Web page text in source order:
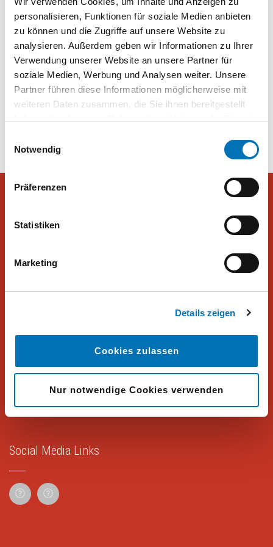
personalisieren, Funktionen für soziale Medien anbieten
zu können und die Zugriffe auf unsere Website zu
analysieren. Außerdem geben wir Informationen zu Ihrer
Verwendung unserer Website an unsere Partner für
soziale Medien, Werbung und Analysen weiter. Unsere
Partner führen diese Informationen möglicherweise mit
weiteren Daten zusammen, die Sie ihnen bereitgestellt
haben oder die sie im Rahmen Ihrer Nutzung der Dienste
Cookies, wenn Sie unsere Webseite weiterhin nutzen.
Notwendig
Präferenzen
Statistiken
Marketing
Details zeigen
Cookies zulassen
Nur notwendige Cookies verwenden
Meinungsforschungsinstituts Peter Hajek Public Option
Strategies hervor.
Jeder Vierte in Österreich besitzt Wertpapiere, mehr Männer als
Frauen | Tiroler Tageszeitung – Aktuelle Nachrichten auf tt.com
Beitragsnavigation
Wertpapiere sind beliebter als
gedacht
FPÖ überholt in Salzburg SPÖ
Peter Hajek Public Opinion Strategies GmbH
Peter Hajek Public Opinion Strategies bietet fundierte Markt- und
Meinungsforschung für Politik, Wirtschaft und Non-Profit-
Organisationen.
Rechtliches
Impressum
Datenschutz
Social Media Links